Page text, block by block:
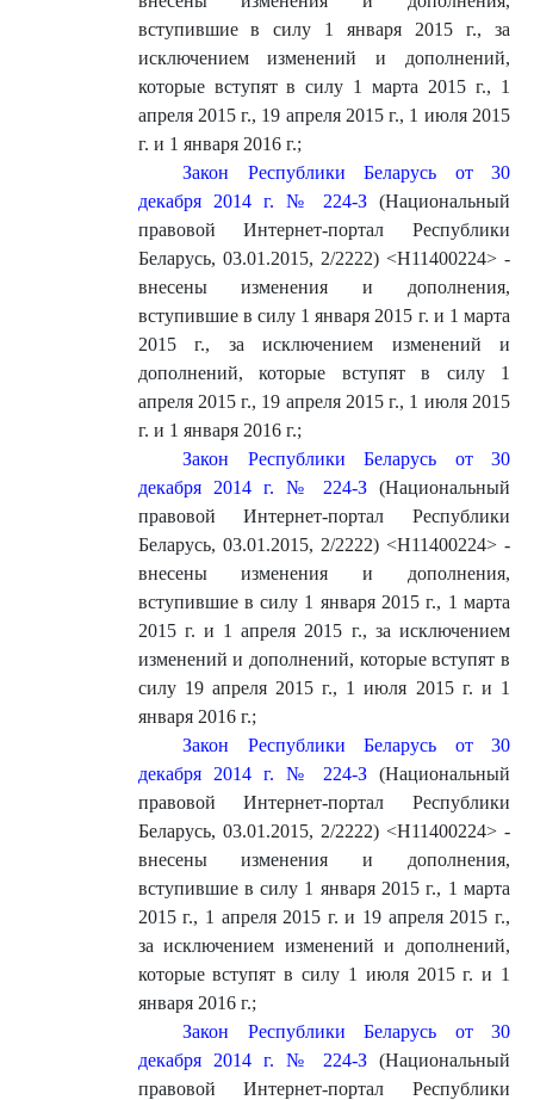
вступившие в силу 1 января 2015 г., за
исключением изменений и дополнений,
которые вступят в силу 1 марта 2015 г., 1
апреля 2015 г., 19 апреля 2015 г., 1 июля 2015
г. и 1 января 2016 г.;
Закон Республики Беларусь от 30
декабря 2014 г. № 224-З(Национальный
правовой Интернет-портал Республики
Беларусь, 03.01.2015, 2/2222) <H11400224> -
внесены изменения и дополнения,
вступившие в силу 1 января 2015 г. и 1 марта
2015 г., за исключением изменений и
дополнений, которые вступят в силу 1
апреля 2015 г., 19 апреля 2015 г., 1 июля 2015
г. и 1 января 2016 г.;
Закон Республики Беларусь от 30
декабря 2014 г. № 224-З(Национальный
правовой Интернет-портал Республики
Беларусь, 03.01.2015, 2/2222) <H11400224> -
внесены изменения и дополнения,
вступившие в силу 1 января 2015 г., 1 марта
2015 г. и 1 апреля 2015 г., за исключением
изменений и дополнений, которые вступят в
силу 19 апреля 2015 г., 1 июля 2015 г. и 1
января 2016 г.;
Закон Республики Беларусь от 30
декабря 2014 г. № 224-З(Национальный
правовой Интернет-портал Республики
Беларусь, 03.01.2015, 2/2222) <H11400224> -
внесены изменения и дополнения,
вступившие в силу 1 января 2015 г., 1 марта
2015 г., 1 апреля 2015 г. и 19 апреля 2015 г.,
за исключением изменений и дополнений,
которые вступят в силу 1 июля 2015 г. и 1
января 2016 г.;
Закон Республики Беларусь от 30
декабря 2014 г. № 224-З(Национальный
правовой Интернет-портал Республики